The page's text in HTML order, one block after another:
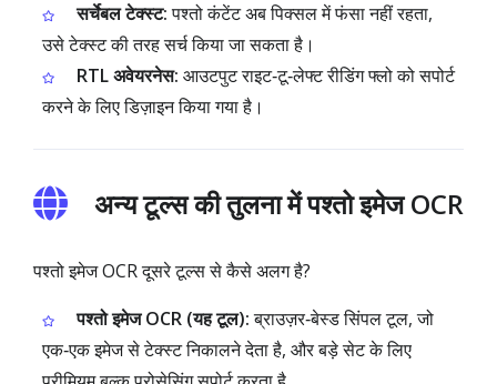
सर्चेबल टेक्स्ट:पश्तो कंटेंट अब पिक्सल में फंसा नहीं रहता,
उसे टेक्स्ट की तरह सर्च किया जा सकता है।
RTL अवेयरनेस: आउटपुट राइट‑टू‑लेफ्ट रीडिंग फ्लो को सपोर्ट
करने के लिए डिज़ाइन किया गया है।
अन्य टूल्स की तुलना में पश्तो इमेज OCR
पश्तो इमेज OCR दूसरे टूल्स से कैसे अलग है?
पश्तो इमेज OCR (यह टूल):ब्राउज़र‑बेस्ड सिंपल टूल, जो
एक‑एक इमेज से टेक्स्ट निकालने देता है, और बड़े सेट के लिए